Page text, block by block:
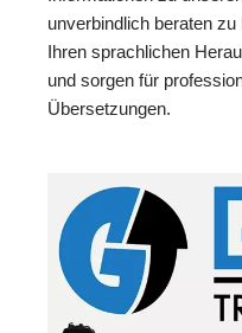
unverbindlich beraten
Ihren sprachlichen
und sorgen für
Übersetzungen.